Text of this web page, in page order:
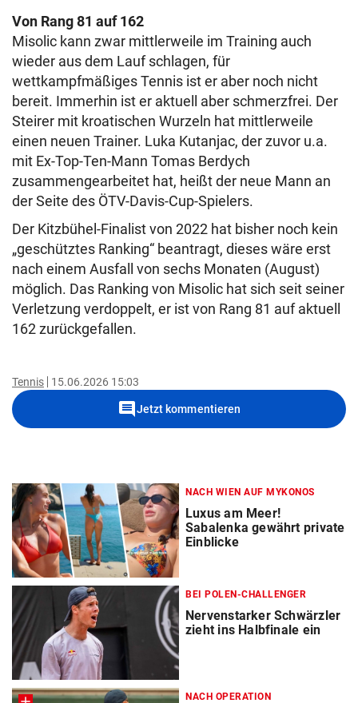
Von Rang 81 auf 162
Misolic kann zwar mittlerweile im Training auch
wieder aus dem Lauf schlagen, für
wettkampfmäßiges Tennis ist er aber noch nicht
bereit. Immerhin ist er aktuell aber schmerzfrei. Der
Steirer mit kroatischen Wurzeln hat mittlerweile
einen neuen Trainer. Luka Kutanjac, der zuvor u.a.
mit Ex-Top-Ten-Mann Tomas Berdych
zusammengearbeitet hat, heißt der neue Mann an
der Seite des ÖTV-Davis-Cup-Spielers.
Der Kitzbühel-Finalist von 2022 hat bisher noch kein
„geschütztes Ranking“ beantragt, dieses wäre erst
nach einem Ausfall von sechs Monaten (August)
möglich. Das Ranking von Misolic hat sich seit seiner
Verletzung verdoppelt, er ist von Rang 81 auf aktuell
162 zurückgefallen.
Tennis 15.06.2026 15:03
commentJetzt kommentieren
NACH WIEN AUF MYKONOS
Luxus am Meer!
Sabalenka gewährt private
Einblicke
BEI POLEN-CHALLENGER
Nervenstarker Schwärzler
zieht ins Halbfinale ein
NACH OPERATION